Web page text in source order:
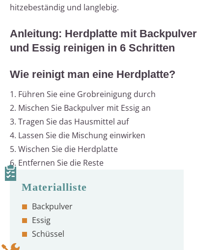
hitzebeständig und langlebig.
Anleitung: Herdplatte mit Backpulver
und Essig reinigen in 6 Schritten
Wie reinigt man eine Herdplatte?
1. Führen Sie eine Grobreinigung durch
2. Mischen Sie Backpulver mit Essig an
3. Tragen Sie das Hausmittel auf
4. Lassen Sie die Mischung einwirken
5. Wischen Sie die Herdplatte
6. Entfernen Sie die Reste
Backpulver
Essig
Schüssel